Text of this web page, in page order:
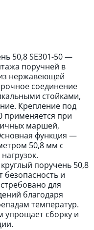
50,8 SE301-50 —
поручней в
нержавеющей
соединение
стойками,
Крепление под
применяется при
маршей,
функция —
50,8 мм с
поручень 50,8
безопасность и
для
благодаря
температур.
упрощает сборку и